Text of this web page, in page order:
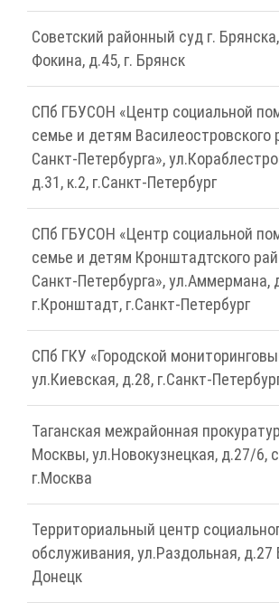
Советский районный суд г.
Фокина, д.45, г. Брянск
СПб ГБУСОН «Центр социальной
семье и детям Василеостровского
Санкт-Петербурга»,
д.31, к.2, г.Санкт-Петербург
СПб ГБУСОН «Центр социальной
семье и детям Кронштадтского
Санкт-Петербурга», ул.Аммермана,
г.Кронштадт, г.Санкт-Петербург
СПб ГКУ «Городской
ул.Киевская, д.28, г.Санкт-
Таганская межрайонная
Москвы, ул.Новокузнецкая, д.27/6,
г.Москва
Территориальный центр
обслуживания, ул.Раздольная, д.27
Донецк